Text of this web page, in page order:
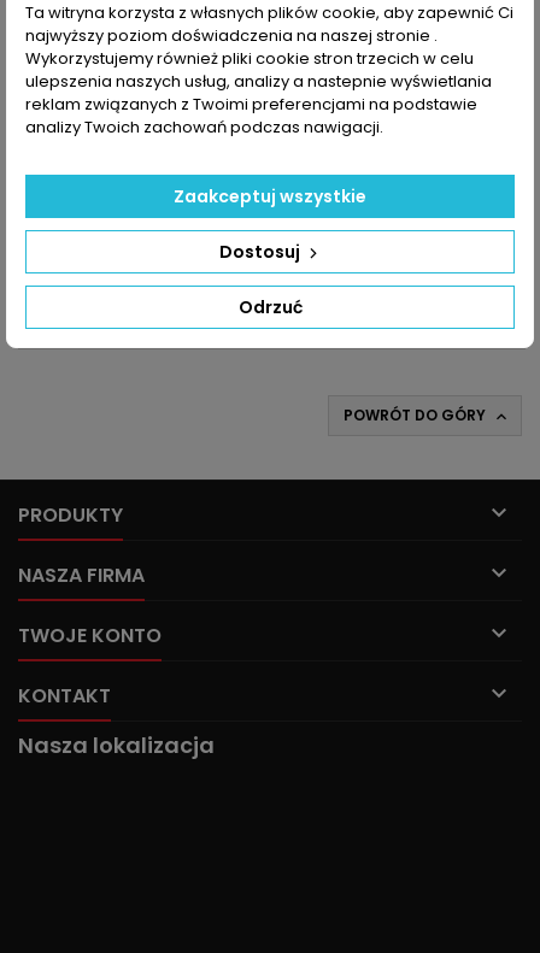
INDEKS:TX000935
FABIA KAMIQ OCTAVIA RAPID SCALA CADDY GOLF POLO
T-CROSS UP! 1.0L 82KM - 116KM
Turbosprężarka po regeneracji MARKA: Audi | Seat | Skoda |
Volkswagen MODEL: A1 | A3 | Q2 | Arona | Ateca | Ibiza | Leon |
Toledo | Fabia | Kamiq | Octavia | Rapid | Scala | Caddy |Golf |
Polo | T-Cross | UP! KOD SILNIKA: CHZA | CHZB | CHZC | CHZD |
CHZE | CHZG | CHZJ | CHZK | CHZL | DKJA | DKLA | DKLB | DKLC |
DKLD | DKRA | DKRC | DKRD | DKRE | DKRF...
Cena
1 200,00 zł
 Dodaj do koszyka
W magazynie
POWRÓT DO GÓRY 
PRODUKTY 
NASZA FIRMA 
TWOJE KONTO 
KONTAKT 
Nasza lokalizacja
Ta witryna korzysta z własnych plików cookie, aby zapewnić Ci
najwyższy poziom doświadczenia na naszej stronie .
Wykorzystujemy również pliki cookie stron trzecich w celu
ulepszenia naszych usług, analizy a nastepnie wyświetlania
reklam związanych z Twoimi preferencjami na podstawie
analizy Twoich zachowań podczas nawigacji.
Odrzuć
Dostosuj
Zaakceptuj wszystkie